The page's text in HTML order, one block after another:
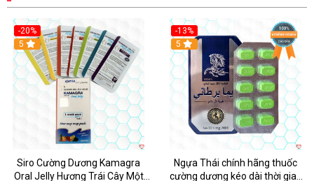
-20%
5
Siro Cường Dương Kamagra
Oral Jelly Hương Trái Cây Một
-13%
Hot
5
Ngựa Thái chính hãng thuốc
cường dương kéo dài thời gian